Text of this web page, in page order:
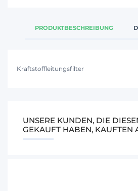
PRODUKTBESCHREIBUNG
Kraftstoffleitungsfilter
UNSERE KUNDEN, DIE
GEKAUFT HABEN, KAUFTEN